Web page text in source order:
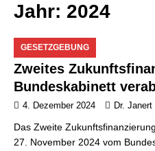
Jahr: 2024
GESETZGEBUNG
Zweites
Bundeskabinett
4. Dezember 2024 Dr. Janert
Das Zweite
27. November 2024 vom